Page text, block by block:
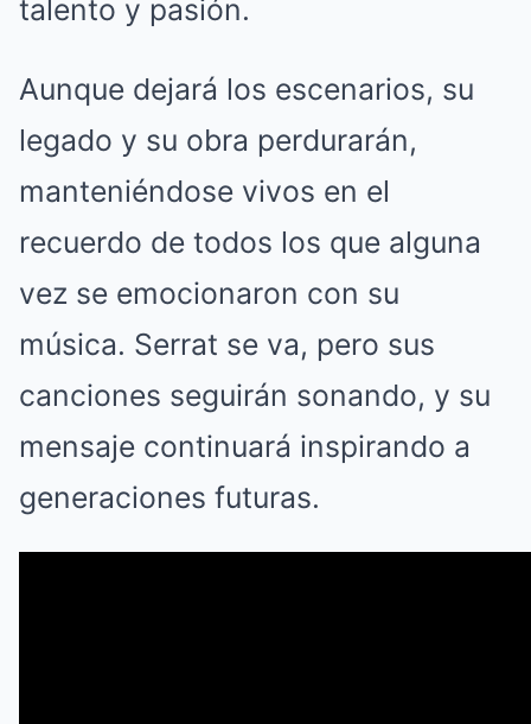
talento y pasión.
Aunque dejará los escenarios, su
legado y su obra perdurarán,
manteniéndose vivos en el
recuerdo de todos los que alguna
vez se emocionaron con su
música. Serrat se va, pero sus
canciones seguirán sonando, y su
mensaje continuará inspirando a
generaciones futuras.